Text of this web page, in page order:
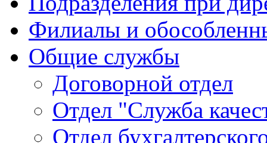
Филиалы и
Общие службы
Договорной отдел
Отдел "Служба
Отдел